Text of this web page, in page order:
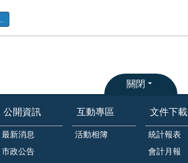
關閉
公開資訊
最新消息
市政公告
互動專區
活動相簿
文件下載
統計報表
會計月報